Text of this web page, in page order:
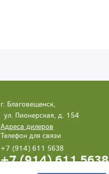
г. Благовещенск,
ул. Пионерская, д. 154
Адреса дилеров
Телефон для связи
+7 (914) 611 5638
+7 (914) 611 5638